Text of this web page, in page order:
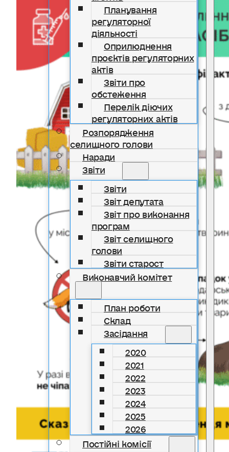
Планування
регуляторної
діяльності
Оприлюднення
проєктів регуляторних
актів
Звіти про
обстеження
Перелік діючих
регуляторних актів
Розпорядження
селищного голови
Наради
Звіти
Звіти
Звіт депутата
Звіт про виконання
програм
Звіт селищного
голови
Звіти старост
Виконавчий комітет
План роботи
Склад
Засідання
2020
2021
2022
2023
2024
2025
2026
Постійні комісії